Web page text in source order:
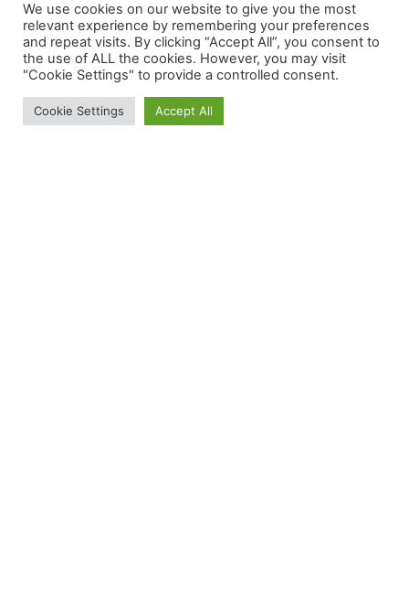
DuRöhrst Audiobeiträge zum Thema Audio und
so … DIY/Selbstbau soll auch kommen und der
Mann hinter dem Ganzen kennt auch das
Frickelfest … lässt sich…
20220331-2059
We use cookies on our website to give you the most
relevant experience by remembering your preferences
and repeat visits. By clicking “Accept All”, you consent to
the use of ALL the cookies. However, you may visit
"Cookie Settings" to provide a controlled consent.
Cookie Settings Accept All